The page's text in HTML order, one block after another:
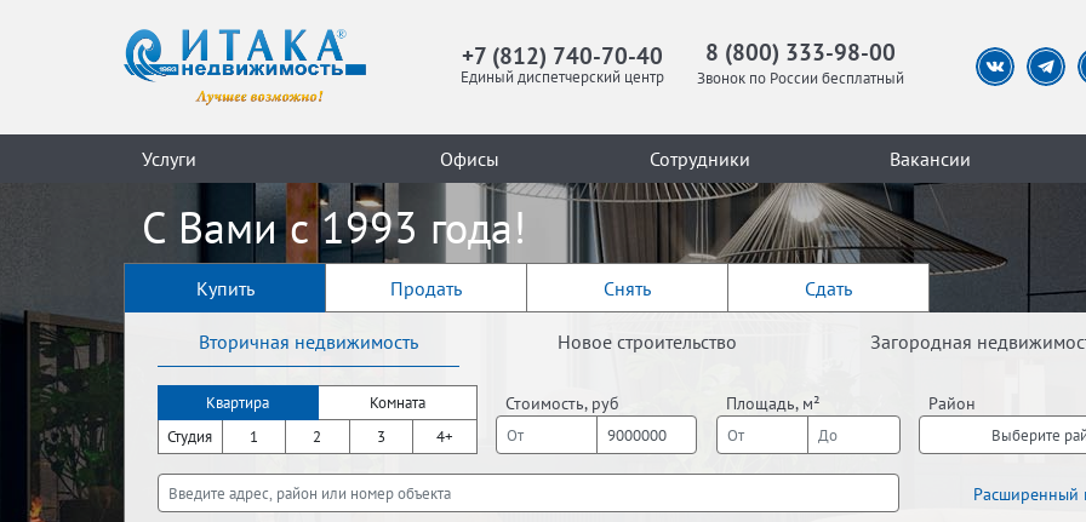
+7 (812) 740-70-40
Единый диспетчерский центр
8 (800) 333-98-00
Звонок по России бесплатный
Услуги Офисы Сотрудники Вакансии
С Вами с 1993 года!
Купить Продать Снять Сдать
Вторичная недвижимость Новое строительство Загородная
Квартира
Комната
Студия
1 2 3 4+
Стоимость, руб Площадь, м² Район
Выберите
Расширенный